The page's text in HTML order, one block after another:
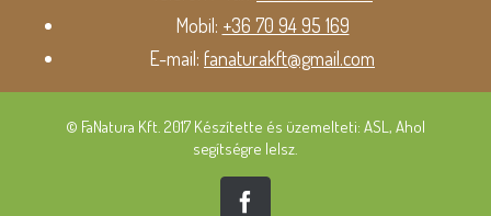
Mobil: +36 70 94 95 169
E-mail: fanaturakft@gmail.com
© FaNatura Kft. 2017 Készítette és üzemelteti: ASL, Ahol
segítségre lelsz.